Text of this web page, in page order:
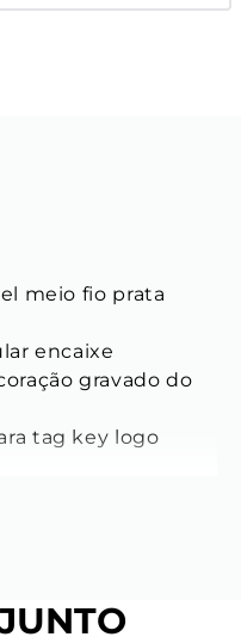
meio fio prata
encaixe
gravado do
tag key logo
prata
a 50cm